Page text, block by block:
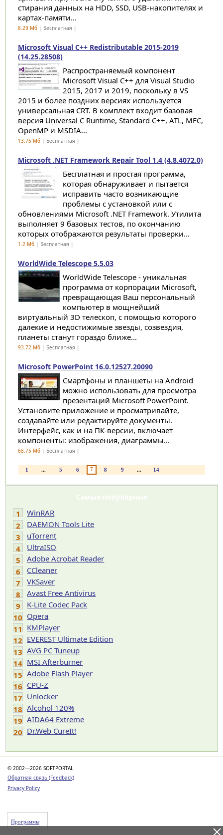
стирания данных на HDD, SSD, USB-накопителях и
картах-памяти...
8.29 Мб| Бесплатная |
Microsoft Visual C++ Redistributable 2015-2019
(14.25.28508)
Распространяемый компонент
Microsoft Visual C++ для Visual Studio
2015, 2017 и 2019, поскольку в VS
2015 и более поздних версиях используется
универсальная CRT. В комплект входит базовая
версия Universal C Runtime, Standard C++, ATL, MFC,
OpenMP и MSDIA...
13.75 Мб| Бесплатная |
Microsoft .NET Framework Repair Tool 1.4 (4.8.4072.0)
Бесплатная и простая программа,
которая обнаруживает и пытается
исправить часто возникающие
проблемы с установкой или с
обновлениями Microsoft .NET Framework. Утилита
выполняет 9 базовых тестов, по окончанию
которых отображаются результаты проверки...
1.2 Мб| Бесплатная |
WorldWide Telescope 5.5.03
WorldWide Telescope - уникальная
программа от корпорации Microsoft,
превращающая Ваш персональный
компьютер в мощнейший
виртуальный 3D телескоп, с помощью которого
далекие и недостижимые звезды, созвездия,
планеты станут гораздо ближе...
93.72 Мб| Бесплатная |
Microsoft PowerPoint 16.0.12527.20090
Смартфоны и планшеты на Android
можно использовать для просмотра
презентаций Microsoft PowerPoint.
Установите приложение и просматривайте,
создавайте или редактируйте документы.
Интерфейс, как и на ПК-версии, включает
компоненты: изображения, диаграммы...
68.75 Мб| Бесплатная |
1 ... 5 6 7 8 9 ... 14
Самые популярные
1
WinRAR
2
DAEMON Tools Lite
3
uTorrent
4
UltraISO
5
Adobe Acrobat Reader
6
CCleaner
7
VKSaver
8
Avast Free Antivirus
9
K-Lite Codec Pack
10 Opera
11 KMPlayer
12 EVEREST Ultimate Edition
13 AVG PC Tuneup
14 MSI Afterburner
15 Adobe Flash Player
16 CPU-Z
17 Unlocker
18 Alcohol 120%
19 AIDA64 Extreme
20 Dr.Web CureIt!
© 2002—2026 SOFTPORTAL
Обратная связь (Feedback)
Privacy Policy
Программы